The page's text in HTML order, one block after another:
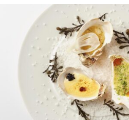
AGGIUNGI AL CARRELLO